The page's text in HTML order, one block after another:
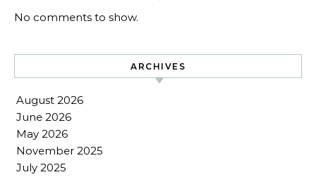
No comments to show.
ARCHIVES
August 2026
June 2026
May 2026
November 2025
July 2025